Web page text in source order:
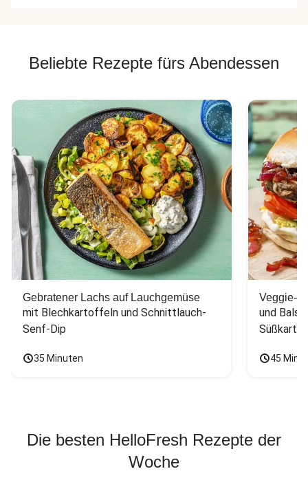
Beliebte Rezepte fürs Abendessen
Gebratener Lachs auf Lauchgemüse
mit Blechkartoffeln und Schnittlauch-
Senf-Dip
35 Minuten
Veggie-
und
45
Die besten HelloFresh Rezepte der
Woche